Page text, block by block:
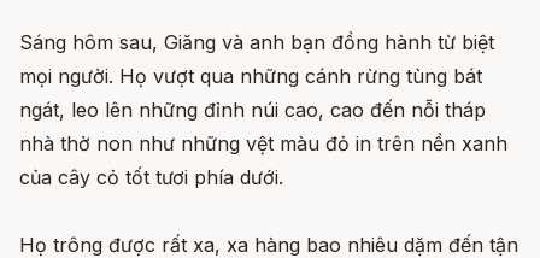
Sáng hôm sau, Giăng và anh bạn đồng hành từ biệt
mọi người. Họ vượt qua những cánh rừng tùng bát
ngát, leo lên những đỉnh núi cao, cao đến nỗi tháp
nhà thờ non như những vệt màu đỏ in trên nền xanh
của cây cỏ tốt tươi phía dưới.
Họ trông được rất xa, xa hàng bao nhiêu dặm đến tận